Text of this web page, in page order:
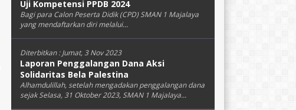
Uji Kompetensi PPDB 2024
Bagi para Calon Peserta Didik (CPD) SMAN 1 Majalaya
yang mendaftarkan diri melalui...
Diterbitkan :Jumat, 3 Nov 2023
Laporan Penggalangan Dana Aksi
Solidaritas Bela Palestina
Alhamdulillah, setelah mengadakan penggalangan dana
sejak Selasa, 31 Oktober 2023, SMAN 1 Majalaya...